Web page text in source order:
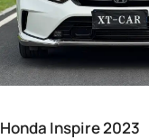
Honda Inspire 2023